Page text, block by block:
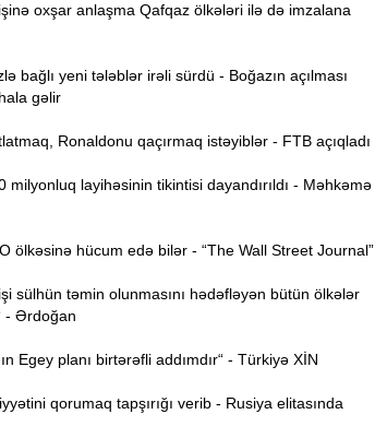
oxşar anlaşma Qafqaz ölkələri ilə də imzalana
bağlı yeni tələblər irəli sürdü - Boğazın açılması
gəlir
Ronaldonu qaçırmaq istəyiblər - FTB açıqladı
layihəsinin tikintisi dayandırıldı - Məhkəmə
ölkəsinə hücum edə bilər - “The Wall Street Journal”
sülhün təmin olunmasını hədəfləyən bütün ölkələr
- Ərdoğan
Egey planı birtərəfli addımdır“ - Türkiyə XİN
qorumaq tapşırığı verib - Rusiya elitasında